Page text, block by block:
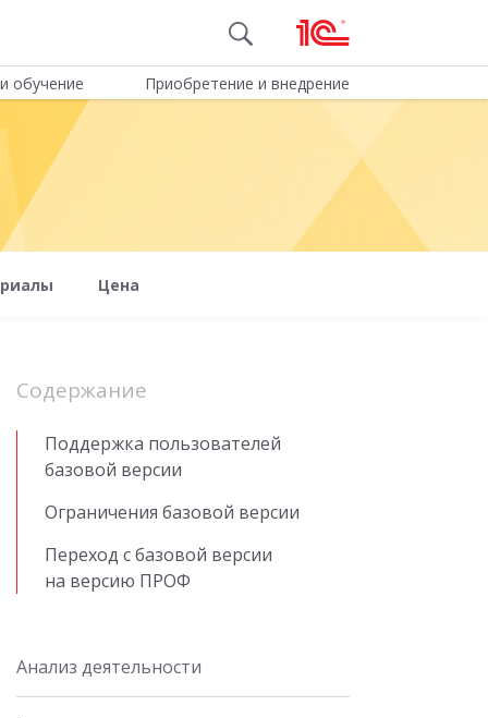
обучение Приобретение и внедрение
Цена
Содержание
Поддержка пользователей
базовой версии
Ограничения базовой версии
Переход с базовой версии
на версию ПРОФ
Анализ деятельности